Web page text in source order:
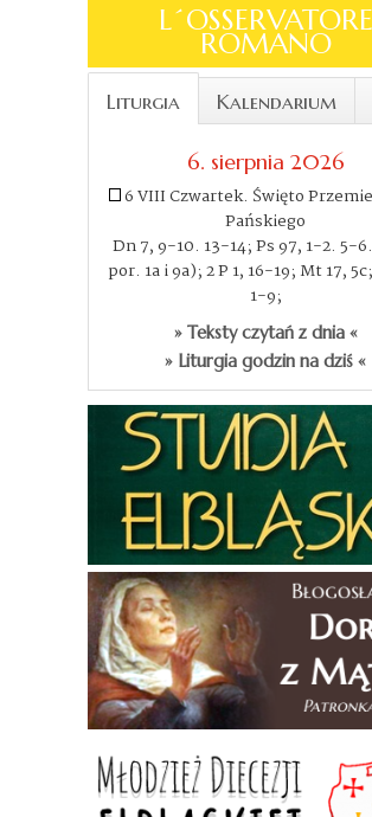
L´OSSERVATORE
ROMANO
Liturgia Kalendarium
6. sierpnia 2026
6 VIII Czwartek. Święto
Pańskiego
Dn 7, 9-10. 13-14; Ps 97, 1-2. 5-
por. 1a i 9a); 2 P 1, 16-19; Mt 17,
1-9;
» Teksty czytań z dnia «
» Liturgia godzin na dziś «